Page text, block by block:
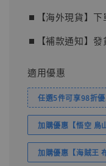
⏹︎【海外現貨】下
⏹︎【補款通知】發
適用優惠
任選5件可享98折
加購優惠【悟空 鳥
加購優惠【海賊王